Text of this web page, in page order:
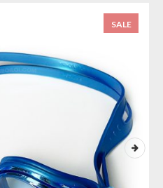
SALE